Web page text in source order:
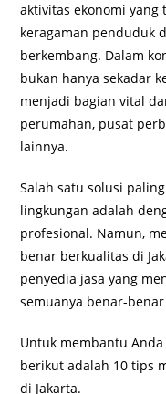
aktivitas ekonomi
keragaman penduduk
berkembang. Dalam
bukan hanya sekadar
menjadi bagian vital
perumahan, pusat
lainnya.
Salah satu solusi
lingkungan adalah
profesional. Namun,
benar berkualitas di
penyedia jasa yang
semuanya benar-
Untuk membantu
berikut adalah 10 tips
di Jakarta.